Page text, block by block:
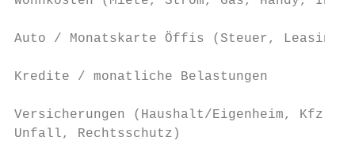
Auto / Monatskarte Öffis (Steuer,
Kredite / monatliche Belastungen
Versicherungen (Haushalt/Eigenheim,
Unfall, Rechtsschutz)